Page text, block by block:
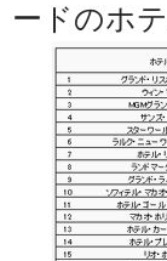
ードのホ